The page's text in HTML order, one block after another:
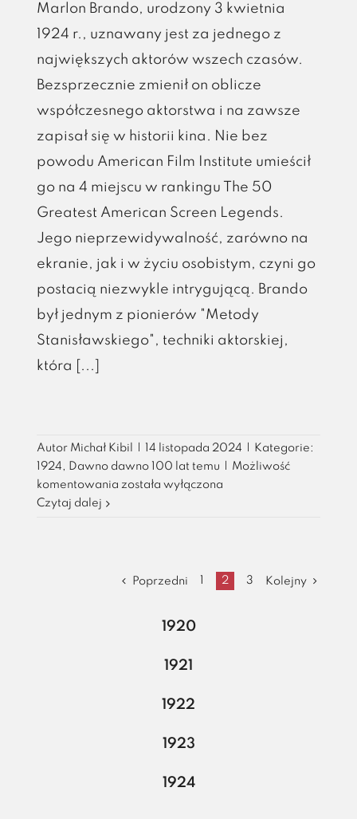
Marlon Brando, urodzony 3 kwietnia
1924 r., uznawany jest za jednego z
największych aktorów wszech czasów.
Bezsprzecznie zmienił on oblicze
współczesnego aktorstwa i na zawsze
zapisał się w historii kina. Nie bez
powodu American Film Institute umieścił
go na 4 miejscu w rankingu The 50
Greatest American Screen Legends.
Jego nieprzewidywalność, zarówno na
ekranie, jak i w życiu osobistym, czyni go
postacią niezwykle intrygującą. Brando
był jednym z pionierów "Metody
Stanisławskiego", techniki aktorskiej,
która [...]
Autor Michał Kibil 14 listopada 2024
Kategorie:
1924
Dawno dawno 100 lat temu
Możliwość
komentowania Marlon
Geniusz
została wyłączona
Czytaj dalej
Poprzedni 2 3 Kolejny
1920
1921
1922
1923
1924